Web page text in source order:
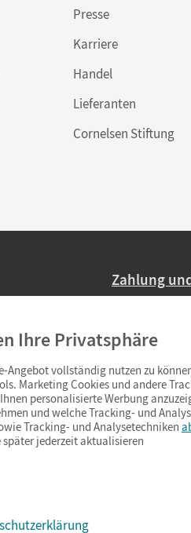
Presse
Karriere
Handel
Lieferanten
Cornelsen Stiftung
Zahlung
Ab 59,–
(Lieferung
& Co.
Ihre Privatsphäre
Angebot vollständig nutzen zu
Marketing Cookies und andere
personalisierte Werbung
und welche Tracking- und
Tracking- und Analysetechniken
später jederzeit aktualisieren